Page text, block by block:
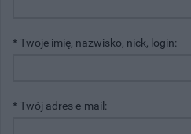
* Twoje imię, nazwisko, nick, login:
* Twój adres e-mail: